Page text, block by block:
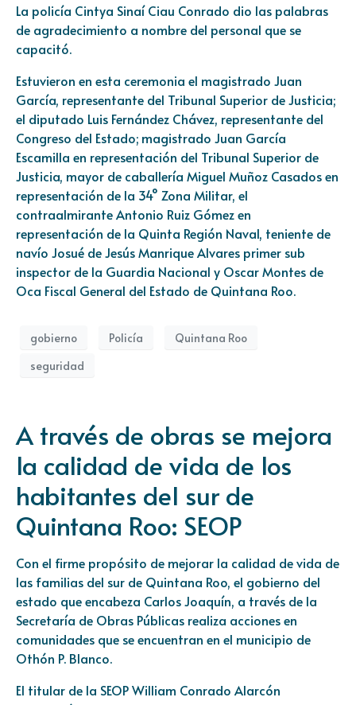
La policía Cintya Sinaí Ciau Conrado dio las palabras
de agradecimiento a nombre del personal que se
capacitó.
Estuvieron en esta ceremonia el magistrado Juan
García, representante del Tribunal Superior de Justicia;
el diputado Luis Fernández Chávez, representante del
Congreso del Estado; magistrado Juan García
Escamilla en representación del Tribunal Superior de
Justicia, mayor de caballería Miguel Muñoz Casados en
representación de la 34° Zona Militar, el
contraalmirante Antonio Ruiz Gómez en
representación de la Quinta Región Naval, teniente de
navío Josué de Jesús Manrique Alvares primer sub
inspector de la Guardia Nacional y Oscar Montes de
Oca Fiscal General del Estado de Quintana Roo.
gobierno Policía
Quintana Roo
seguridad
A través de obras se mejora
la calidad de vida de los
habitantes del sur de
Quintana Roo: SEOP
Con el firme propósito de mejorar la calidad de vida de
las familias del sur de Quintana Roo, el gobierno del
estado que encabeza Carlos Joaquín, a través de la
Secretaría de Obras Públicas realiza acciones en
comunidades que se encuentran en el municipio de
Othón P. Blanco.
El titular de la SEOP William Conrado Alarcón